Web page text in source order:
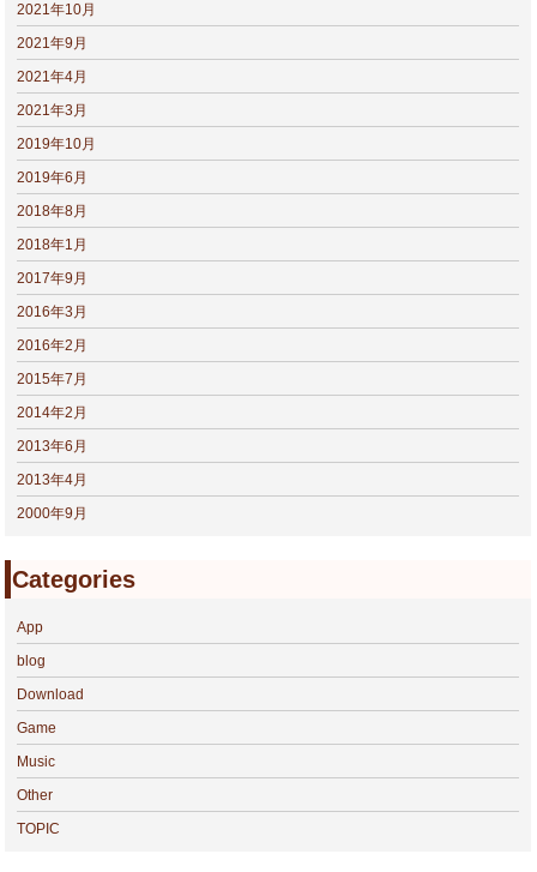
2021年10月
2021年9月
2021年4月
2021年3月
2019年10月
2019年6月
2018年8月
2018年1月
2017年9月
2016年3月
2016年2月
2015年7月
2014年2月
2013年6月
2013年4月
2000年9月
Categories
App
blog
Download
Game
Music
Other
TOPIC